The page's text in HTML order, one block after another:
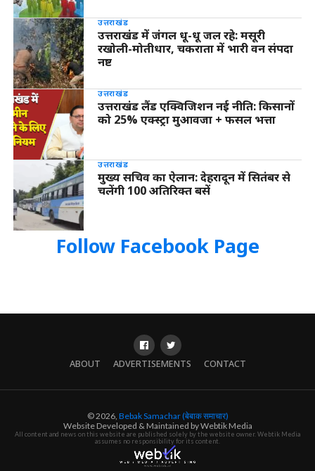
उत्तराखंड
उत्तराखंड में जंगल धू-धू जल रहे: मसूरी
रखोली-मोतीधार, चकराता में भारी वन संपदा
नष्ट
उत्तराखंड
उत्तराखंड लैंड एक्विजिशन नई नीति: किसानों
को 25% एक्स्ट्रा मुआवजा + फसल भत्ता
उत्तराखंड
मुख्य सचिव का ऐलान: देहरादून में सितंबर से
चलेंगी 100 अतिरिक्त बसें
Follow Facebook Page
ABOUT ADVERTISEMENTS CONTACT
© 2026, Bebak Samachar (बेबाक समाचार)
Website Developed & Maintained by Webtik Media
All content and news on this website are published solely by the website owner. Webtik Media
assumes no responsibility for its content.